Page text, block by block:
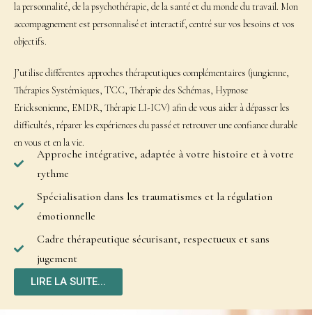
la personnalité, de la psychothérapie, de la santé et du monde du travail. Mon
accompagnement est personnalisé et interactif, centré sur vos besoins et vos
objectifs.
J’utilise différentes approches thérapeutiques complémentaires (jungienne,
Thérapies Systémiques, TCC, Thérapie des Schémas, Hypnose
Ericksonienne, EMDR, Thérapie LI-ICV) afin de vous aider à dépasser les
difficultés, réparer les expériences du passé et retrouver une confiance durable
en vous et en la vie.
Approche intégrative, adaptée à votre histoire et à votre
rythme
Spécialisation dans les traumatismes et la régulation
émotionnelle
Cadre thérapeutique sécurisant, respectueux et sans
jugement
LIRE LA SUITE...